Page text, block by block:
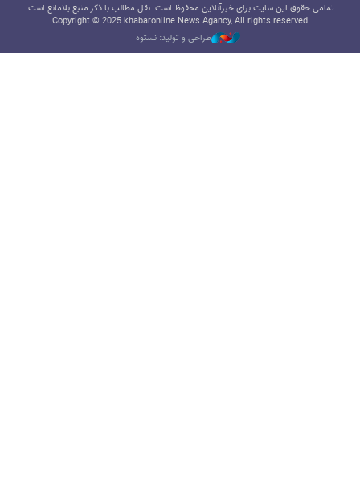
تمامی حقوق این سایت برای خبرآنلاین محفوظ است. نقل مطالب با ذکر منبع بلامانع است.
Copyright © 2025 khabaronline News Agancy, All rights reserved
طراحی و تولید: نستوه